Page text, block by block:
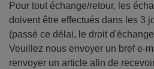
Pour tout échange/retour, les
doivent être effectués dans les 3
(passé ce délai, le droit
Veuillez nous envoyer un bref e-
renvoyer un article afin de